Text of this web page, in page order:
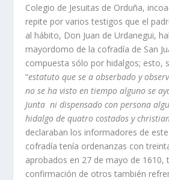
Colegio de Jesuitas de Orduña,
repite por varios testigos que el
al hábito, Don Juan de Urdanegui,
mayordomo de la cofradía de San
compuesta sólo por hidalgos; esto,
“estatuto que se a obserbado y
no se ha visto en tiempo alguno se
Junta ni dispensado con persona
hidalgo de quatro costados y
declaraban los informadores de
cofradía tenía ordenanzas con
aprobados en 27 de mayo de 1610,
confirmación de otros también